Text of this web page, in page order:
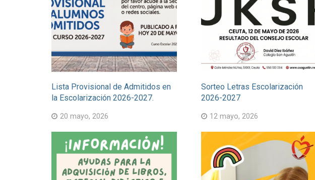
Lista Provisional de Admitidos en
la Escolarización 2026-2027.
20 mayo, 2026
Sorteo Letras Escolarización
2026-2027
12 mayo, 2026